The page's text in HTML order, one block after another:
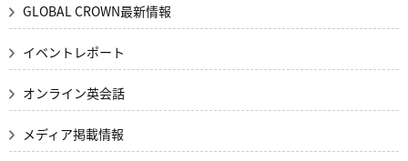
GLOBAL CROWN最新情報
イベントレポート
オンライン英会話
メディア掲載情報